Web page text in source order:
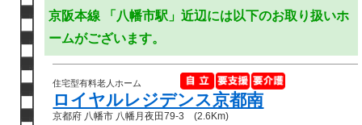
京阪本線 「八幡市駅」近辺には以下のお取り扱いホ
ームがございます。
住宅型有料老人ホーム
ロイヤルレジデンス京都南
京都府 八幡市 八幡月夜田79-3 (2.6Km)